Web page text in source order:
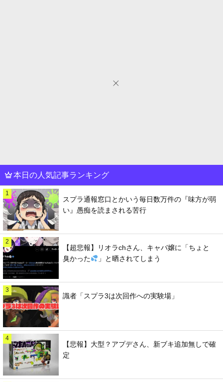
本日の人気記事ランキング
1
スプラ通報窓口とかいう毎日数万件の『味方が弱
い』愚痴を読まされる苦行
2
【超悲報】リオラchさん、キャバ嬢に「ちょと
臭かった
」と晒されてしまう
3
識者「スプラ3は次回作への実験場」
4
【悲報】大型？アプデさん、新ブキ追加無しで確
定